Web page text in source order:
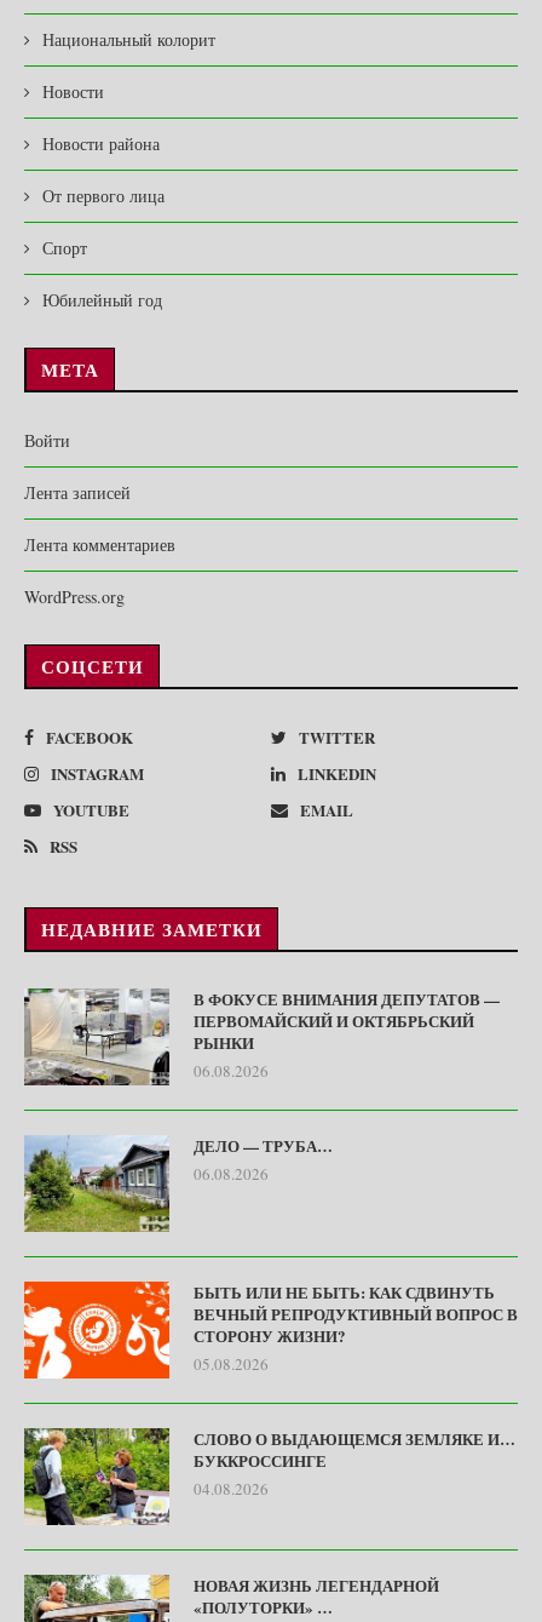
Национальный колорит
Новости
Новости района
От первого лица
Спорт
Юбилейный год
МЕТА
Войти
Лента записей
Лента комментариев
WordPress.org
СОЦСЕТИ
FACEBOOK
TWITTER
INSTAGRAM
LINKEDIN
YOUTUBE
EMAIL
RSS
НЕДАВНИЕ ЗАМЕТКИ
В ФОКУСЕ ВНИМАНИЯ ДЕПУТАТОВ —
ПЕРВОМАЙСКИЙ И ОКТЯБРЬСКИЙ
РЫНКИ
06.08.2026
ДЕЛО — ТРУБА…
06.08.2026
БЫТЬ ИЛИ НЕ БЫТЬ: КАК СДВИНУТЬ
ВЕЧНЫЙ РЕПРОДУКТИВНЫЙ ВОПРОС В
СТОРОНУ ЖИЗНИ?
05.08.2026
СЛОВО О ВЫДАЮЩЕМСЯ ЗЕМЛЯКЕ И…
БУККРОССИНГЕ
04.08.2026
НОВАЯ ЖИЗНЬ ЛЕГЕНДАРНОЙ
«ПОЛУТОРКИ» …